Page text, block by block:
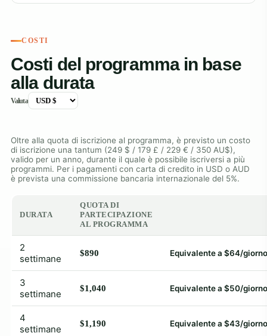
COSTI
Costi del programma in base
alla durata
Valuta
Oltre alla quota di iscrizione al programma, è previsto un costo
di iscrizione una tantum (249 $ / 179 £ / 229 € / 350 AU$),
valido per un anno, durante il quale è possibile iscriversi a più
programmi. Per i pagamenti con carta di credito in USD o AUD
è prevista una commissione bancaria internazionale del 5%.
DURATA
QUOTA DI
PARTECIPAZIONE
AL PROGRAMMA
2
settimane
$890 Equivalente a $64/giorno
3
settimane
$1,040 Equivalente a $50/giorno
4
settimane
$1,190 Equivalente a $43/giorno